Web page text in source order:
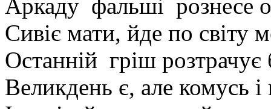
Аркаду фальші рознесе
Сивіє мати, йде по світу
Останній гріш розтрачує
Великдень є, але комусь і